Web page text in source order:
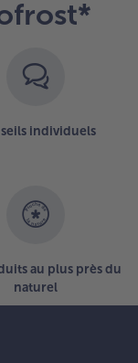
individuels
au plus près du
naturel